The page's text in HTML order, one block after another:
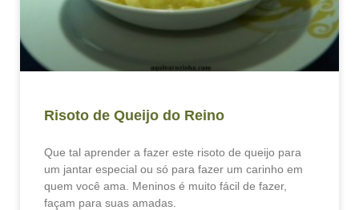
Risoto de Queijo do Reino
Que tal aprender a fazer este risoto de queijo para
um jantar especial ou só para fazer um carinho em
quem você ama. Meninos é muito fácil de fazer,
façam para suas amadas.